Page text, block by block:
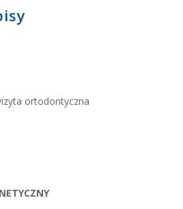
ortodontyczna